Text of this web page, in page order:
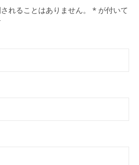
れることはありません。 * が付いて